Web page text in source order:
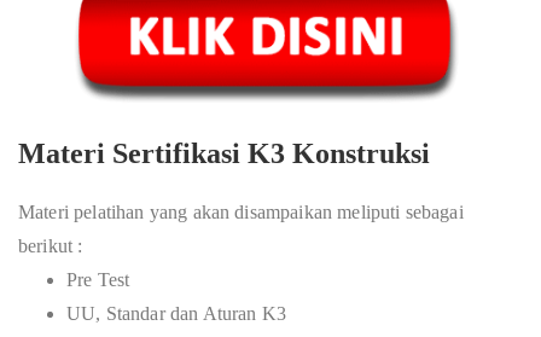
Materi Sertifikasi K3 Konstruksi
Materi pelatihan yang akan disampaikan meliputi sebagai
berikut :
Pre Test
UU, Standar dan Aturan K3